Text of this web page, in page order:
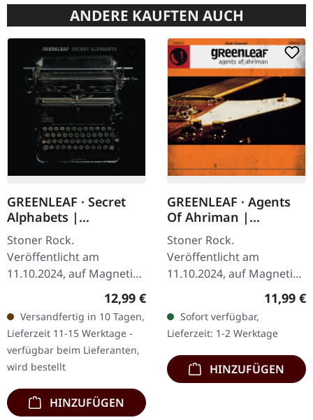
ANDERE KAUFTEN AUCH
GREENLEAF · Secret
Alphabets |
DIGISLEEVE CD
Stoner Rock.
Veröffentlicht am
11.10.2024, auf Magnetic
Eye Records. Digisleeve
CD. Bevor sie eine richtige
Band wurden, begannen
Greenleaf als loses…
Regulärer Preis:
12,99 €
Versandfertig in 10 Tagen,
Lieferzeit 11-15 Werktage -
verfügbar beim Lieferanten,
wird bestellt
HINZUFÜGEN
GREENLEAF · Agents
Of Ahriman |
DIGISLEEVE CD
Stoner Rock.
Veröffentlicht am
11.10.2024, auf Magnetic
Eye Records. Digisleeve
CD. Bevor sie eine richtige
Band wurden, begannen
Greenleaf als loses…
11,99 €
Sofort verfügbar,
Lieferzeit: 1-2 Werktage
HINZUFÜGEN